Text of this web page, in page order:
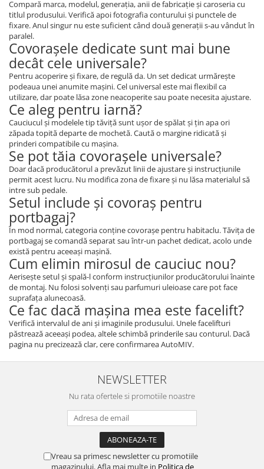
Compară marca, modelul, generația, anii de fabricație și caroseria cu
titlul produsului. Verifică apoi fotografia conturului și punctele de
fixare. Anul singur nu este suficient când două generații s-au vândut în
paralel.
Covorașele dedicate sunt mai bune
decât cele universale?
Pentru acoperire și fixare, de regulă da. Un set dedicat urmărește
podeaua unei anumite mașini. Cel universal este mai flexibil ca
utilizare, dar poate lăsa zone neacoperite sau poate necesita ajustare.
Ce aleg pentru iarnă?
Cauciucul și modelele tip tăviță sunt ușor de spălat și țin apa ori
zăpada topită departe de mochetă. Caută o margine ridicată și
prinderi compatibile cu mașina.
Se pot tăia covorașele universale?
Doar dacă producătorul a prevăzut linii de ajustare și instrucțiunile
permit acest lucru. Nu modifica zona de fixare și nu lăsa materialul să
intre sub pedale.
Setul include și covoraș pentru
portbagaj?
În mod normal, categoria conține covorașe pentru habitaclu. Tăvița de
portbagaj se comandă separat sau într-un pachet dedicat, acolo unde
există pentru aceeași mașină.
Cum elimin mirosul de cauciuc nou?
Aerisește setul și spală-l conform instrucțiunilor producătorului înainte
de montaj. Nu folosi solvenți sau parfumuri uleioase care pot face
suprafața alunecoasă.
Ce fac dacă mașina mea este facelift?
Verifică intervalul de ani și imaginile produsului. Unele facelifturi
păstrează aceeași podea, altele schimbă prinderile sau conturul. Dacă
pagina nu precizează clar, cere confirmarea AutoMIV.
NEWSLETTER
Nu rata ofertele si promotiile noastre
Vreau sa primesc newsletter cu promotiile
magazinului. Afla mai multe in Politica de